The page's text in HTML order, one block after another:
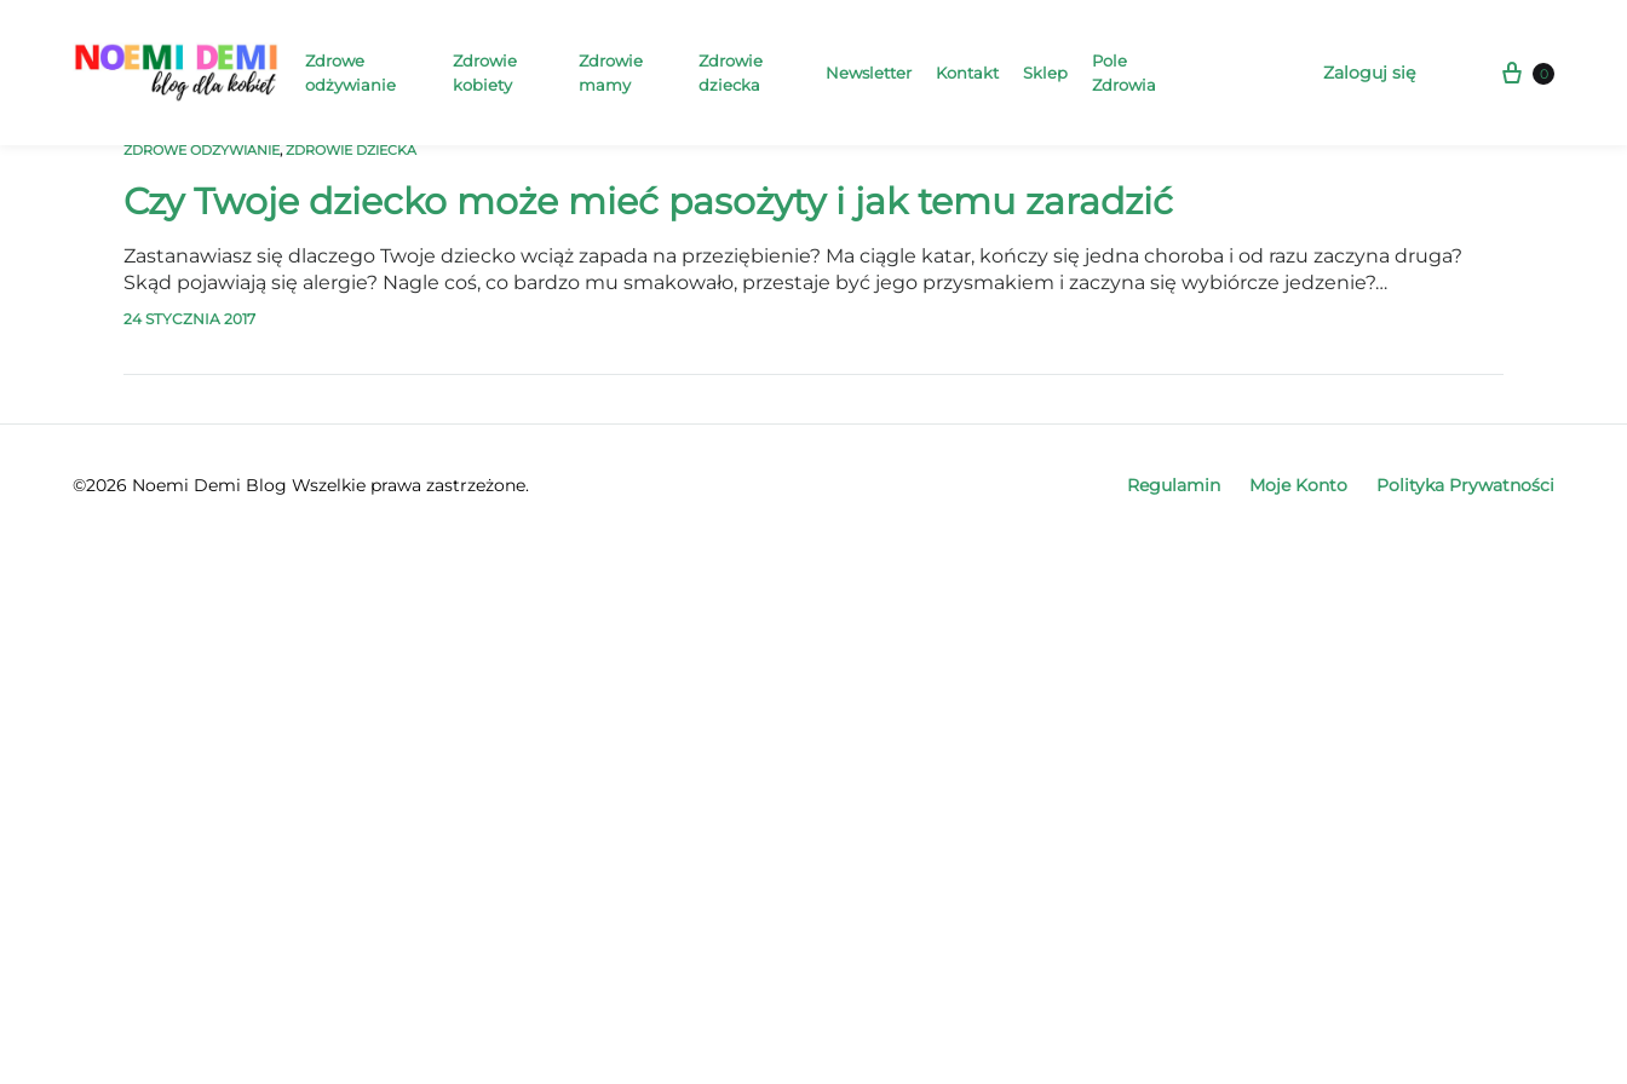
Demi
odżywianie,
dziecko
mama
Zdrowe
odżywianie
Zdrowie
kobiety
Zdrowie
mamy
Zdrowie
dziecka
Newsletter Kontakt Sklep
Pole
Zdrowia
Zaloguj się
Szukaj
Koszyk
0
ZDROWE ODŻYWIANIE,ZDROWIE DZIECKA
Czy Twoje dziecko może mieć pasożyty i jak temu zaradzić
Zastanawiasz się dlaczego Twoje dziecko wciąż zapada na przeziębienie? Ma ciągle katar, kończy się jedna choroba i od razu zaczyna druga?
Skąd pojawiają się alergie? Nagle coś, co bardzo mu smakowało, przestaje być jego przysmakiem i zaczyna się wybiórcze jedzenie?…
24 STYCZNIA 2017
©2026 Noemi Demi Blog Wszelkie prawa zastrzeżone. Regulamin Moje Konto Polityka Prywatności